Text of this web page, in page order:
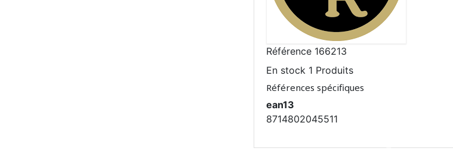
Référence 166213
En stock 1 Produits
Références spécifiques
ean13
8714802045511